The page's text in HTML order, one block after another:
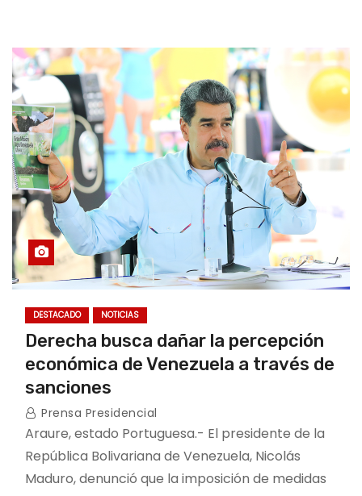
DESTACADO NOTICIAS
Derecha busca dañar la percepción
económica de Venezuela a través de
sanciones
Prensa Presidencial
Araure, estado Portuguesa.- El presidente de la
República Bolivariana de Venezuela, Nicolás
Maduro, denunció que la imposición de medidas